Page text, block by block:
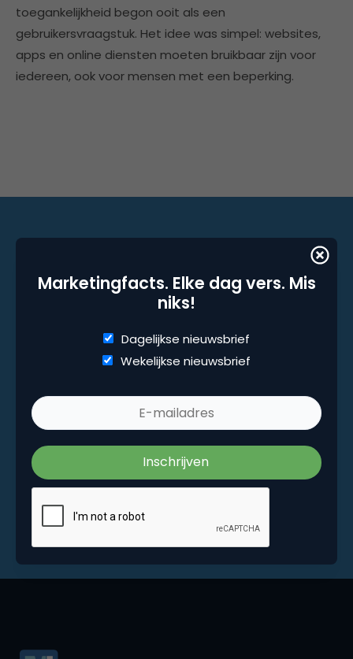
toegankelijkheid begon ooit als een
gebruikersvraagstuk. Het idee was simpel: websites,
apps en online diensten moeten bruikbaar zijn voor
iedereen, ook voor mensen met een beperking.
Marketingfacts. Elke dag vers. Mis
niks!
Dagelijkse nieuwsbrief
Wekelijkse nieuwsbrief
Marketingfacts. Elke dag vers. Mis niks!
Dagelijkse nieuwsbrief